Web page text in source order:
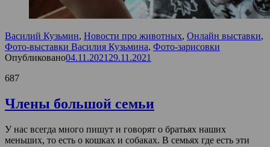
Василий Кузьмин, Новости про животных, Онлайн выставки,
Фото-выставки Василия Кузьмина, Фото-зарисовки
Опубликовано04.11.2021 29.11.2021
687
Члены большой семьи
У нас всегда много пишут и говорят о братьях наших
меньших, то есть о кошках и собаках. В семьях где есть эти